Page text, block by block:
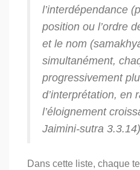
l’interdépendance (
position ou l’ordre
et le nom (
simultanément,
progressivement
d’interprétation, en
l’éloignement
Jaimini-sutra 3.3.14)
Dans cette liste, chaque